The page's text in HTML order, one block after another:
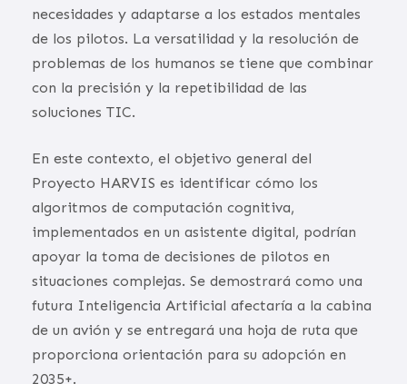
necesidades y adaptarse a los estados mentales
de los pilotos. La versatilidad y la resolución de
problemas de los humanos se tiene que combinar
con la precisión y la repetibilidad de las
soluciones TIC.
En este contexto, el objetivo general del
Proyecto HARVIS es identificar cómo los
algoritmos de computación cognitiva,
implementados en un asistente digital, podrían
apoyar la toma de decisiones de pilotos en
situaciones complejas. Se demostrará como una
futura Inteligencia Artificial afectaría a la cabina
de un avión y se entregará una hoja de ruta que
proporciona orientación para su adopción en
2035+.